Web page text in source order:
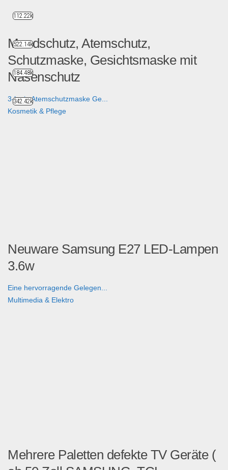
Mundschutz, Atemschutz,
Schutzmaske, Gesichtsmaske mit
Nasenschutz
3-lagig Atemschutzmaske Ge...
Kosmetik & Pflege
Neuware Samsung E27 LED-Lampen
3.6w
Eine hervorragende Gelegen...
Multimedia & Elektro
Mehrere Paletten defekte TV Geräte (
112.22k
522.14k
184.48k
342.42k